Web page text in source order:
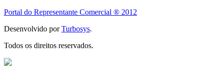
Portal do Representante Comercial ® 2012
Desenvolvido porTurbosys.
Todos os direitos reservados.